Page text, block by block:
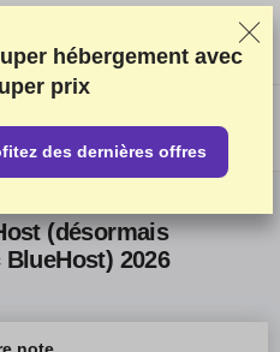
de tests et de recherches
compte de vos commentaires et
les fournisseurs. Cette page
sur la publicité.
US$
(désormais
2026
hébergement avec
prix
des dernières offres